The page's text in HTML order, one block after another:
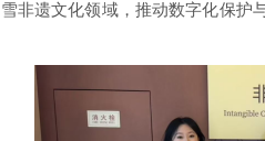
非遗文化领域，推动数字化保